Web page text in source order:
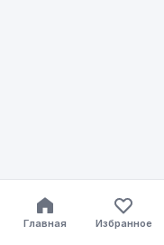
Главная Избранное